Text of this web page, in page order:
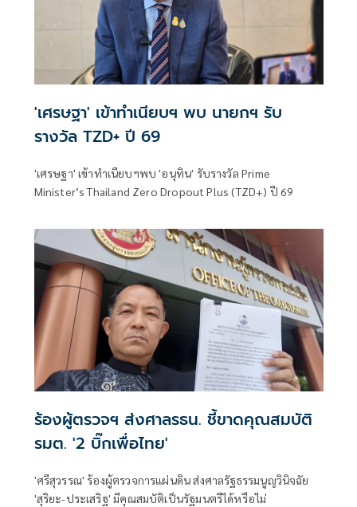
'เศรษฐา' เข้าทำเนียบฯ พบ นายกฯ รับ
รางวัล TZD+ ปี 69
'เศรษฐา' เข้าทำเนียบฯพบ 'อนุทิน' รับรางวัล Prime
Minister’s Thailand Zero Dropout Plus (TZD+) ปี 69
ร้องผู้ตรวจฯ ส่งศาลรธน. ชี้ขาดคุณสมบัติ
รมต. '2 บิ๊กเพื่อไทย'
'ศรีสุวรรณ' ร้องผู้ตรวจการแผ่นดิน ส่งศาลรัฐธรรมนูญวินิจฉัย
'สุริยะ-ประเสริฐ' มีคุณสมบัติเป็นรัฐมนตรีได้หรือไม่